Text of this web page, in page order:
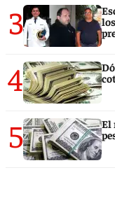
3
4
5
El